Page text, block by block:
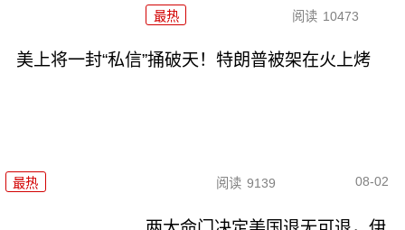
最热 阅读 10473
美上将一封“私信”捅破天！特朗普被架在火上烤
最热 阅读 9139 08-02